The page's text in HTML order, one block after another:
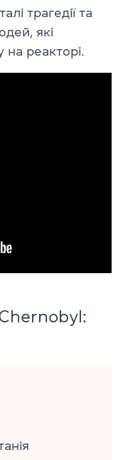
трагедії та
які
на реакторі.